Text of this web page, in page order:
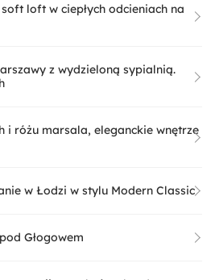
loft w ciepłych odcieniach na
z wydzieloną sypialnią.
i różu marsala, eleganckie wnętrze
w Łodzi w stylu Modern Classic
Głogowem